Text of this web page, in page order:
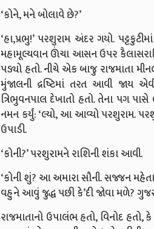
‘કોને, મને બોલાવે છે?’
‘હા,પ્રભુ!’ પરશુરામ અંદર ગયો.
મહામૂલ્યવાન ઊંચા આસન ઉપર
પડ્યો હતો. નીચે એક બાજુ રાજમાતા
મુંજાલની દ્રષ્ટિમાં તરત આવી જાય
ત્રિભુવનપાલ દેખાતો હતો. તેના પગ
નમન કર્યું: ‘લ્યો, આ આવ્યો પરશુરામ.
ઉપાડી.
‘કોની?’ પરશુરામને રાશિની શંકા આવી.
‘કોની શું? આ અમારા સૌની. સજ્જન
વહુને આવું જુદ્ધ પછી કે’દી જોવા મળે?
રાજમાતાનો ઉપાલંભ હતો, વિનોદ હતો,